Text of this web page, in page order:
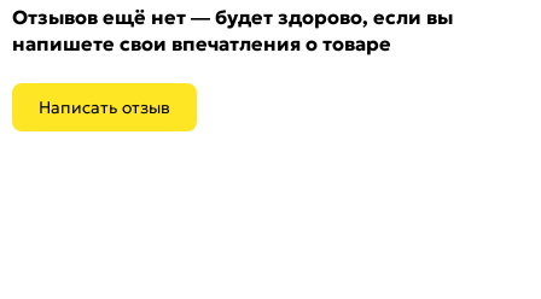
Рисунок:
Количество шт. в упаковке:
Область применения:
Морозоустойчивость:
Отзывов ещё нет — будет здорово, если вы
напишете свои впечатления о товаре
Написать отзыв